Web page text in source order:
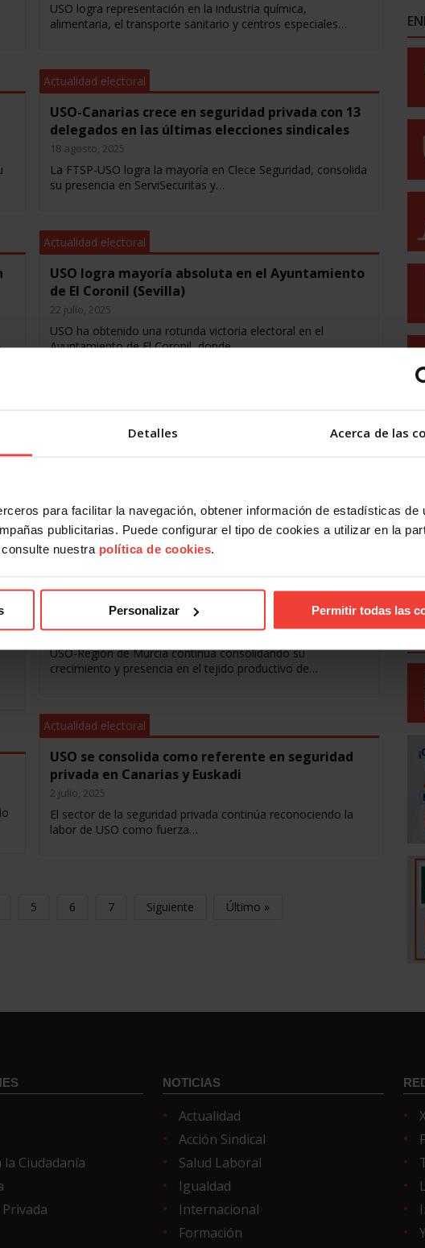
Detalles Acerca de las
para facilitar la navegación, obtener información de estadísticas de
publicitarias. Puede configurar el tipo de cookies a utilizar en la
nuestra política de cookies.
Personalizar Permitir todas las
USO logra representación en la industria química,
alimentaria, el transporte sanitario y centros especiales…
Actualidad electoral
USO-Canarias crece en seguridad privada con 13
delegados en las últimas elecciones sindicales
18 agosto, 2025
La FTSP-USO logra la mayoría en Clece Seguridad, consolida
su presencia en ServiSecuritas y…
Actualidad electoral
USO logra mayoría absoluta en el Ayuntamiento
de El Coronil (Sevilla)
22 julio, 2025
USO ha obtenido una rotunda victoria electoral en el
Ayuntamiento de El Coronil, donde…
USO entra en Movistar Prosegur Alarmas y
importantes empresas de seguridad y…
USO-Región de Murcia entra con fuerza en
Azorín Descanso
16 julio, 2025
USO-Región de Murcia continúa consolidando su
crecimiento y presencia en el tejido productivo de…
Actualidad electoral
USO se consolida como referente en seguridad
privada en Canarias y Euskadi
2 julio, 2025
El sector de la seguridad privada continúa reconociendo la
labor de USO como fuerza…
5 6 7 Siguiente Último »
Ciudadanía
NOTICIAS
Actualidad
Acción Sindical
Salud Laboral
Igualdad
Internacional
Formación